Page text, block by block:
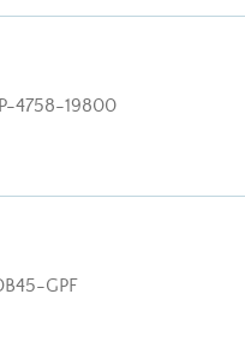
4758-19800
GPF